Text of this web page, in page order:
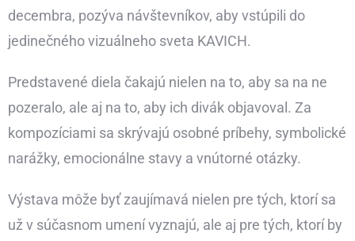
decembra, pozýva návštevníkov, aby vstúpili do
jedinečného vizuálneho sveta KAVICH.
Predstavené diela čakajú nielen na to, aby sa na ne
pozeralo, ale aj na to, aby ich divák objavoval. Za
kompozíciami sa skrývajú osobné príbehy, symbolické
narážky, emocionálne stavy a vnútorné otázky.
Výstava môže byť zaujímavá nielen pre tých, ktorí sa
už v súčasnom umení vyznajú, ale aj pre tých, ktorí by